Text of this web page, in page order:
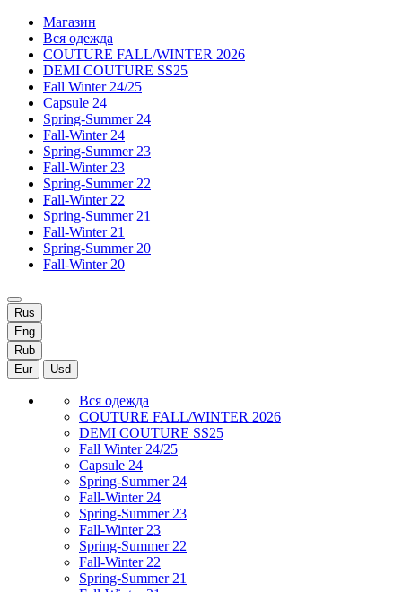
Магазин
Вся одежда
COUTURE FALL/WINTER 2026
DEMI COUTURE SS25
Fall Winter 24/25
Capsule 24
Spring-Summer 24
Fall-Winter 24
Spring-Summer 23
Fall-Winter 23
Spring-Summer 22
Fall-Winter 22
Spring-Summer 21
Fall-Winter 21
Spring-Summer 20
Fall-Winter 20
Rus
Eng
Rub
Eur
Usd
Вся одежда
COUTURE FALL/WINTER 2026
DEMI COUTURE SS25
Fall Winter 24/25
Capsule 24
Spring-Summer 24
Fall-Winter 24
Spring-Summer 23
Fall-Winter 23
Spring-Summer 22
Fall-Winter 22
Spring-Summer 21